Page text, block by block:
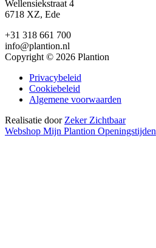
Wellensiekstraat 4
6718 XZ, Ede
+31 318 661 700
info@plantion.nl
Copyright © 2026 Plantion
Privacybeleid
Cookiebeleid
Algemene voorwaarden
Realisatie door Zeker Zichtbaar
Webshop Mijn Plantion Openingstijden